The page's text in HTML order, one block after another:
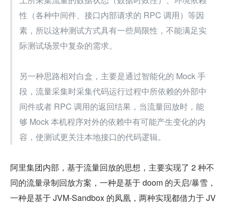
性（各种中间件、接口内部请求的 RPC 调用）等因
素，所以这种测试方式具有一些局限性，不能满足实
际测试场景中复杂的需求。
另一种思路相对白盒，主要是通过智能化的 Mock 手
段，流量采集时采集代码运行过程中所依赖的外部中
间件或者 RPC 调用的返回结果，当流量回放时，能
够 Mock 本机程序对外的依赖中有可能产生变化的内
容，使测试更关注本地接口的代码逻辑。
阿里集团内部，基于流量回放的思想，主要实现了 2 种不
同的流量录制回放方案，一种是基于 doom 的天启/暴雪，
一种是基于 JVM-Sandbox 的凤凰，两种实现都借力于 JV